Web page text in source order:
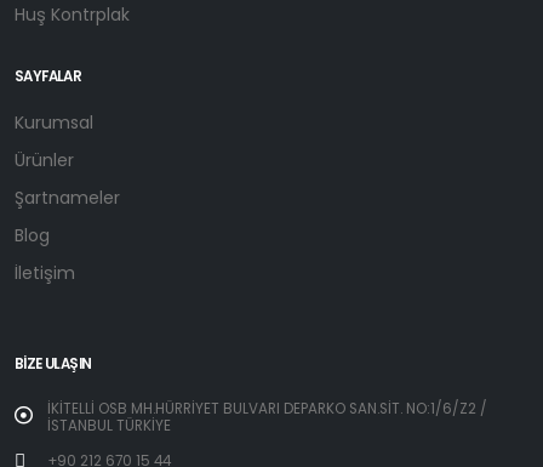
Huş Kontrplak
SAYFALAR
Kurumsal
Ürünler
Şartnameler
Blog
İletişim
BIZE ULAŞIN
İKİTELLİ OSB MH.HÜRRİYET BULVARI DEPARKO SAN.SİT. NO:1/6/Z2 /
İSTANBUL TÜRKİYE
+90 212 670 15 44